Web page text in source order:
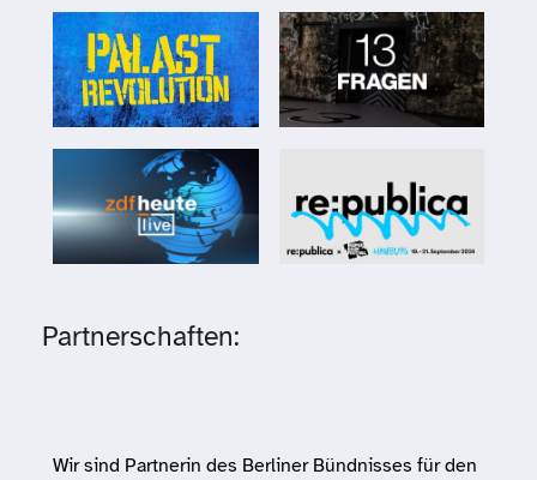
Partnerschaften:
Wir sind Partnerin des Berliner Bündnisses für den